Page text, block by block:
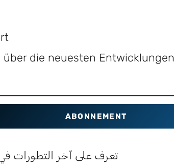
über die neuesten Entwicklungen
ABONNEMENT
تعرف على آخر التطورات